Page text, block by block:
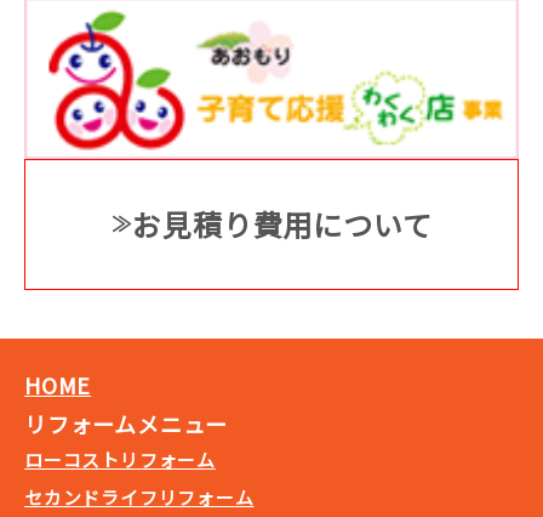
お見積り費用について
HOME
リフォームメニュー
ローコストリフォーム
セカンドライフリフォーム